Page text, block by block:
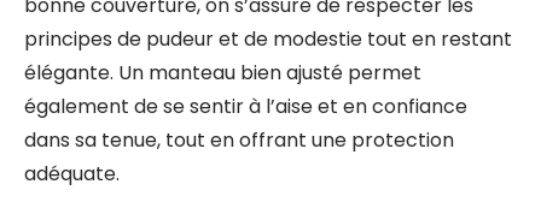
principes de pudeur et de modestie tout en restant
élégante. Un manteau bien ajusté permet
également de se sentir à l’aise et en confiance
dans sa tenue, tout en offrant une protection
adéquate.